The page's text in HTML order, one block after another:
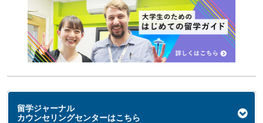
留学ジャーナル
カウンセリングセンターはこちら